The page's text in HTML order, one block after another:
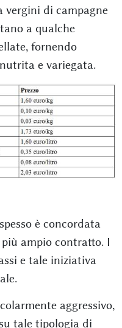
di campagne
a qualche
fornendo
e variegata.
è concordata
ampio contratto. I
e tale iniziativa
aggressivo,
tale tipologia di